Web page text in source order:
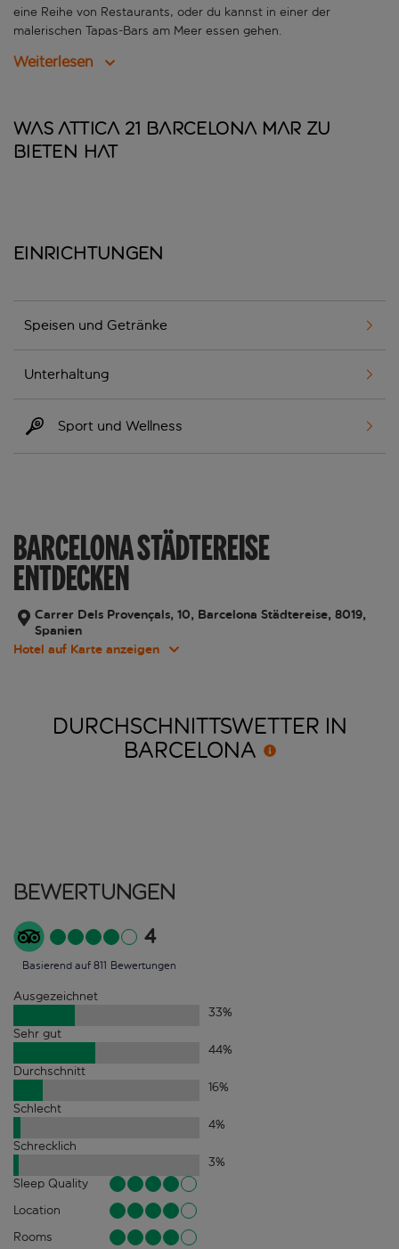
eine Reihe von Restaurants, oder du kannst in einer der
malerischen Tapas-Bars am Meer essen gehen.
Weiterlesen
Was Attica 21 Barcelona Mar zu
bieten hat
Einrichtungen
Speisen und Getränke
Unterhaltung
Sport und Wellness
BARCELONA STÄDTEREISE
ENTDECKEN
Carrer Dels Provençals, 10, Barcelona Städtereise, 8019,
Spanien
Hotel auf Karte anzeigen
DURCHSCHNITTSWETTER IN
BARCELONA
Bewertungen
4
Basierend auf 811 Bewertungen
Ausgezeichnet
33%
Sehr gut
44%
Durchschnitt
16%
Schlecht
4%
Schrecklich
3%
Sleep Quality
Location
Rooms